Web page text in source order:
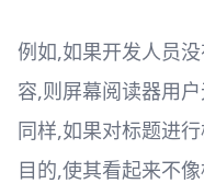
例如,如果开发人员
容,则屏幕阅读器用
同样,如果对标题进
目的,使其看起来不